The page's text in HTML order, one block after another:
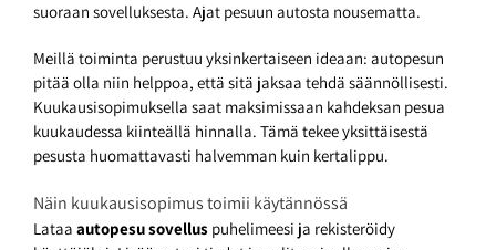
suoraan sovelluksesta. Ajat pesuun autosta nousematta.
Meillä toiminta perustuu yksinkertaiseen ideaan: autopesun
pitää olla niin helppoa, että sitä jaksaa tehdä säännöllisesti.
Kuukausisopimuksella saat maksimissaan kahdeksan pesua
kuukaudessa kiinteällä hinnalla. Tämä tekee yksittäisestä
pesusta huomattavasti halvemman kuin kertalippu.
Näin kuukausisopimus toimii käytännössä
Lataa autopesu sovellus puhelimeesi ja rekisteröidy